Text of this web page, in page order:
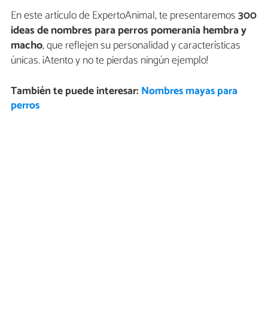
En este artículo de ExpertoAnimal, te presentaremos300
ideas de nombres para perros pomerania hembra y
macho, que reflejen su personalidad y características
únicas. ¡Atento y no te pierdas ningún ejemplo!
También te puede interesar: Nombres mayas para
perros